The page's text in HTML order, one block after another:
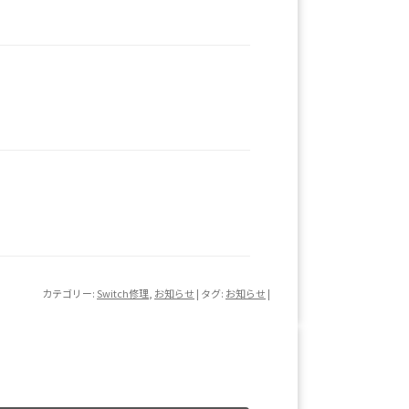
カテゴリー: Switch修理 お知らせ | タグ: お知らせ |